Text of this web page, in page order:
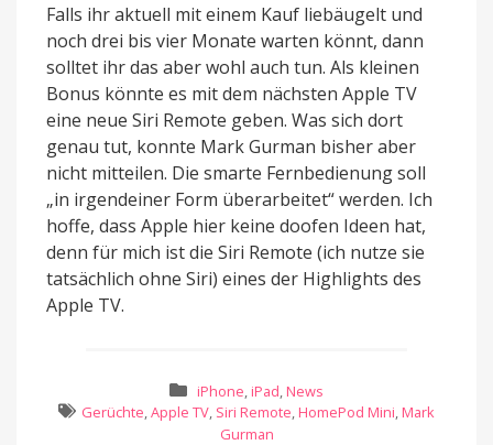
Falls ihr aktuell mit einem Kauf liebäugelt und
noch drei bis vier Monate warten könnt, dann
solltet ihr das aber wohl auch tun. Als kleinen
Bonus könnte es mit dem nächsten Apple TV
eine neue Siri Remote geben. Was sich dort
genau tut, konnte Mark Gurman bisher aber
nicht mitteilen. Die smarte Fernbedienung soll
„in irgendeiner Form überarbeitet“ werden. Ich
hoffe, dass Apple hier keine doofen Ideen hat,
denn für mich ist die Siri Remote (ich nutze sie
tatsächlich ohne Siri) eines der Highlights des
Apple TV.
iPhone, iPad, News
Gerüchte,Apple TV, Siri Remote, HomePod Mini, Mark
Gurman